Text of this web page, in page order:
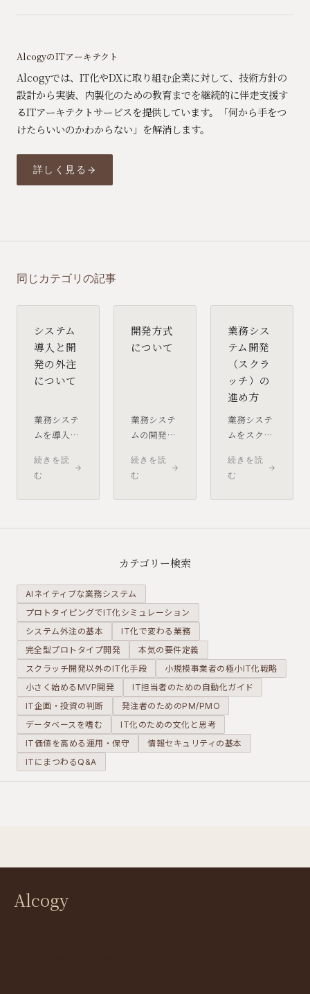
AlcogyのITアーキテクト
Alcogyでは、IT化やDXに取り組む企業に対して、技術方針の
設計から実装、内製化のための教育までを継続的に伴走支援す
るITアーキテクトサービスを提供しています。「何から手をつ
けたらいいのかわからない」を解消します。
詳しく見る
同じカテゴリの記事
システム
導入と開
発の外注
について
業務システ
ムを導入す
ダーメイド
で開発する
方法があり
ず、規模や
仕様の曖昧
さに合わせ
て既製品や
カスタマイ
ズも選択の
１つです。
続きを読
む
開発方式
について
業務システ
ムの開発で
業務の特性
に応じて最
とが重要で
ターフォー
ルからアジ
ャイルま
で、代表的
な5つの方
式を発注側
の視点で解
説します。
続きを読
む
業務シス
テム開発
（スクラ
ッチ）の
進め方
業務システ
ムをスクラ
る場合、発
注側には
を明確に
きかを整理
します。
続きを読
む
カテゴリー検索
AIネイティブな業務システム
プロトタイピングでIT化シミュレーション
システム外注の基本
IT化で変わる業務
完全型プロトタイプ開発
本気の要件定義
スクラッチ開発以外のIT化手段
小規模事業者の極小IT化戦略
小さく始めるMVP開発
IT担当者のための自動化ガイド
IT企画・投資の判断
発注者のためのPM/PMO
データベースを嗜む
IT化のための文化と思考
IT価値を高める運用・保守
情報セキュリティの基本
ITにまつわるQ&A
Alcogy